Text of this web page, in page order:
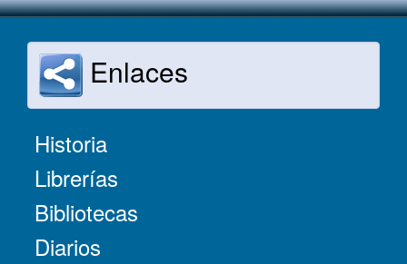
Enlaces
Historia
Librerías
Bibliotecas
Diarios